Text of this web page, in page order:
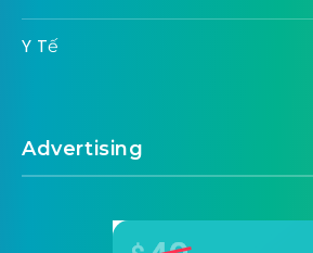
Y Tế
Advertising